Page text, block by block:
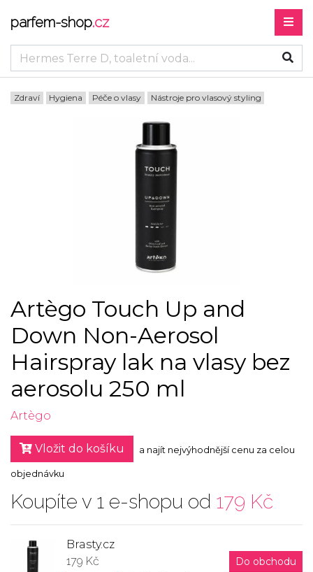
parfem-shop.cz
Zdraví Hygiena Péče o vlasy Nástroje pro vlasový styling
Artègo Touch Up and
Down Non-Aerosol
Hairspray lak na vlasy bez
aerosolu 250 ml
Artègo
Vložit do košíku a najít nejvýhodnější cenu za celou
objednávku
Koupíte v 1 e-shopu od 179 Kč
Brasty.cz
179 Kč
Do obchodu